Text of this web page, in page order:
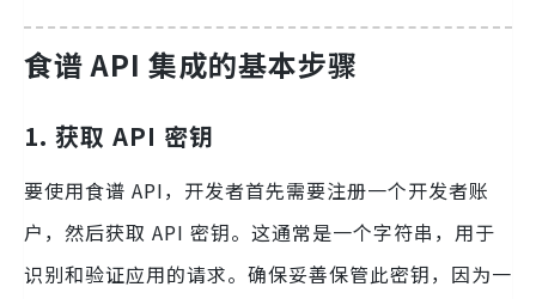
食谱 API 集成的基本步骤
1. 获取 API 密钥
要使用食谱 API，开发者首先需要注册一个开发者账
户，然后获取 API 密钥。这通常是一个字符串，用于
识别和验证应用的请求。确保妥善保管此密钥，因为一